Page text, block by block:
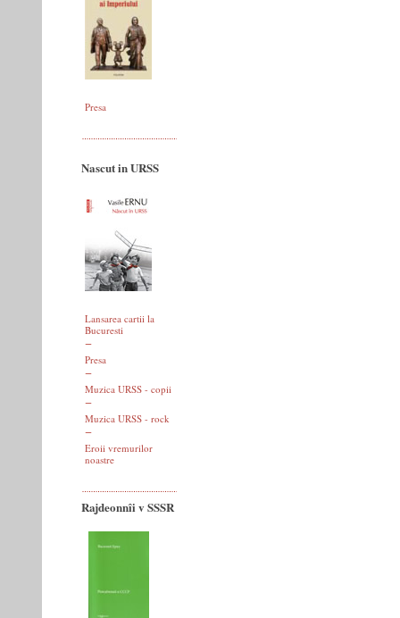
Presa
Nascut in URSS
Lansarea cartii la
Bucuresti
Presa
Muzica URSS - copii
Muzica URSS - rock
Eroii vremurilor
noastre
Rajdeonnîi v SSSR